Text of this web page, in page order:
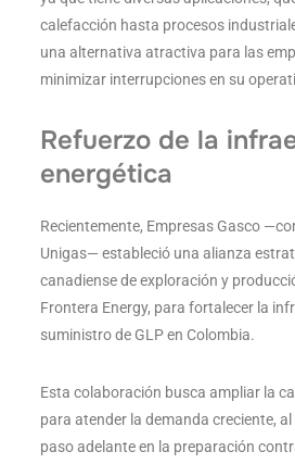
calefacción hasta procesos
una alternativa atractiva para las
minimizar interrupciones en su
Refuerzo de la
energética
Recientemente, Empresas Gasco
Unigas— estableció una alianza
canadiense de exploración y
Frontera Energy, para fortalecer la
suministro de GLP en Colombia.
Esta colaboración busca ampliar la
para atender la demanda creciente,
paso adelante en la preparación